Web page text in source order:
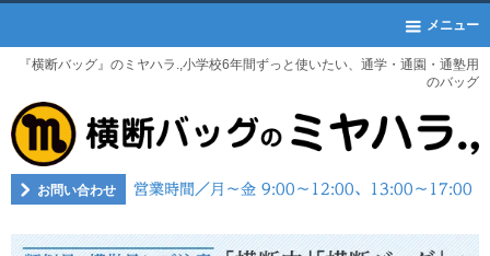
メニュー
『横断バッグ』のミヤハラ.,小学校6年間ずっと使いたい、通学・通園・通塾用
のバッグ
お問い合わせ